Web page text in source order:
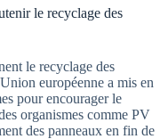
le recyclage des
le recyclage des
européenne a mis en
pour encourager le
organismes comme PV
des panneaux en fin de